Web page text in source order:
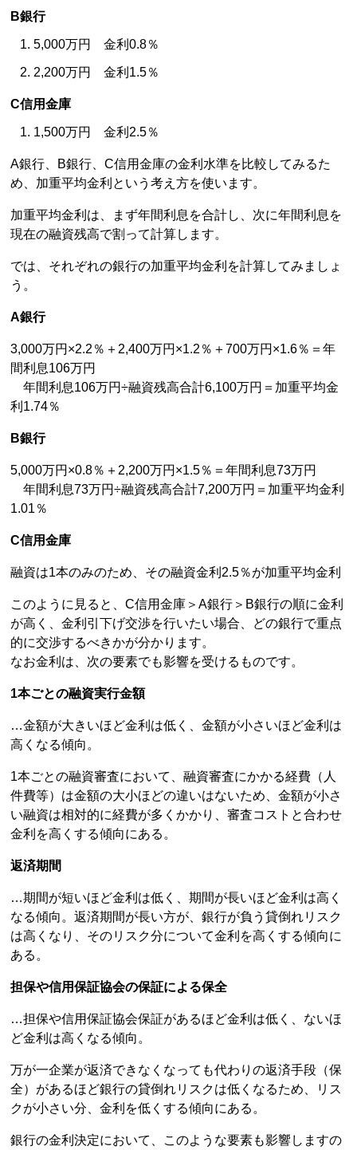
B銀行
5,000万円 金利0.8％
2,200万円 金利1.5％
C信用金庫
1,500万円 金利2.5％
A銀行、B銀行、C信用金庫の金利水準を比較してみるた
め、加重平均金利という考え方を使います。
加重平均金利は、まず年間利息を合計し、次に年間利息を
現在の融資残高で割って計算します。
では、それぞれの銀行の加重平均金利を計算してみましょ
う。
A銀行
3,000万円×2.2％＋2,400万円×1.2％＋700万円×1.6％＝年
間利息106万円
年間利息106万円÷融資残高合計6,100万円＝加重平均金
利1.74％
B銀行
5,000万円×0.8％＋2,200万円×1.5％＝年間利息73万円
年間利息73万円÷融資残高合計7,200万円＝加重平均金利
1.01％
C信用金庫
融資は1本のみのため、その融資金利2.5％が加重平均金利
このように見ると、C信用金庫＞A銀行＞B銀行の順に金利
が高く、金利引下げ交渉を行いたい場合、どの銀行で重点
的に交渉するべきかが分かります。
なお金利は、次の要素でも影響を受けるものです。
1本ごとの融資実行金額
…金額が大きいほど金利は低く、金額が小さいほど金利は
高くなる傾向。
1本ごとの融資審査において、融資審査にかかる経費（人
件費等）は金額の大小ほどの違いはないため、金額が小さ
い融資は相対的に経費が多くかかり、審査コストと合わせ
金利を高くする傾向にある。
返済期間
…期間が短いほど金利は低く、期間が長いほど金利は高く
なる傾向。返済期間が長い方が、銀行が負う貸倒れリスク
は高くなり、そのリスク分について金利を高くする傾向に
ある。
担保や信用保証協会の保証による保全
…担保や信用保証協会保証があるほど金利は低く、ないほ
ど金利は高くなる傾向。
万が一企業が返済できなくなっても代わりの返済手段（保
全）があるほど銀行の貸倒れリスクは低くなるため、リス
クが小さい分、金利を低くする傾向にある。
銀行の金利決定において、このような要素も影響しますの